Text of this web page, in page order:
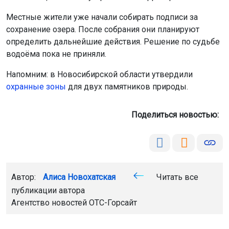
Агентство новостей ОТС-Горсайт
озеро общество водоём
Главная Новости Общество
7 августа 2026 - 20:53
В России планируют ввести единый экзамен по
русскому языку для иностранных абитуриентов. Новый